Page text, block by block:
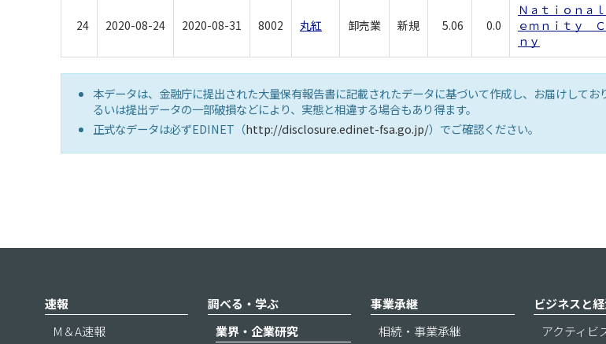
24 2020-08-24 2020-08-31 8002 丸紅 卸売業 新規 5.06 0.0
Ｎａｔｉｏｎａ
ｅｍｎｉｔｙ Ｃ
ｎｙ
本データは、金融庁に提出された大量保有報告書に記載されたデータに基づいて作成し、お届けしてお
るいは提出データの一部破損などにより、実態と相違する場合もあり得ます。
正式なデータは必ずEDINET（http://disclosure.edinet-fsa.go.jp/）でご確認ください。
速報
M＆A速報
調べる・学ぶ
業界・企業研究
事業承継
相続・事業承継
ビジネスと
アクティビ